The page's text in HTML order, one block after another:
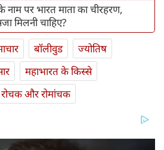
नाम पर भारत माता का चीरहरण,
मिलनी चाहिए?
बॉलीवुड
ज्योतिष
महाभारत के किस्से
रोचक और रोमांचक